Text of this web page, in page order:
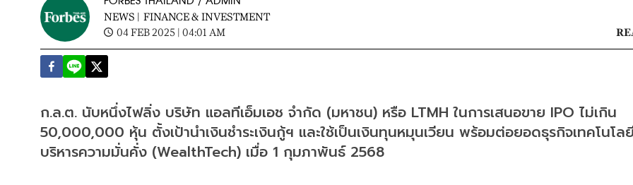
NEWS | FINANCE & INVESTMENT
04 FEB 2025 | 04:01 AM
ก.ล.ต. นับหนึ่งไฟลิ่ง บริษัท แอลทีเอ็มเอช จำกัด (มหาชน) หรือ LTMH ในการเสนอขาย IPO ไม่เกิน
50,000,000 หุ้น ตั้งเป้านำเงินชำระเงินกู้ฯ และใช้เป็นเงินทุนหมุนเวียน พร้อมต่อยอดธุรกิจเทคโนโล
บริหารความมั่นคั่ง (WealthTech) เมื่อ 1 กุมภาพันธ์ 2568